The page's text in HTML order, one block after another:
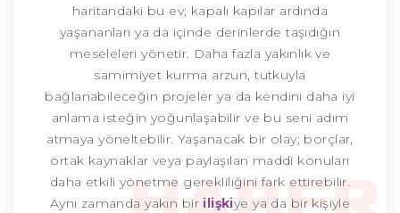
haritandaki bu ev; kapalı kapılar ardında
yaşananları ya da içinde derinlerde taşıdığın
meseleleri yönetir. Daha fazla yakınlık ve
samimiyet kurma arzun, tutkuyla
bağlanabileceğin projeler ya da kendini daha iyi
anlama isteğin yoğunlaşabilir ve bu seni adım
atmaya yöneltebilir. Yaşanacak bir olay; borçlar,
ortak kaynaklar veya paylaşılan maddi konuları
daha etkili yönetme gerekliliğini fark ettirebilir.
Aynı zamanda yakın bir ilişkiye ya da bir kişiyle